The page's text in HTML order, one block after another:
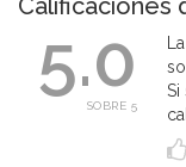
5.0
SOBRE 5
Si